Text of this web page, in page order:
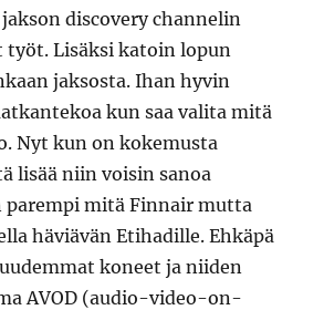
discovery channelin
työt. Lisäksi katoin lopun
jaksosta. Ihan hyvin
kun saa valita mitä
Nyt kun on kokemusta
lisää niin voisin sanoa
parempi mitä Finnair mutta
häviävän Etihadille. Ehkäpä
koneet ja niiden
AVOD (audio-video-on-